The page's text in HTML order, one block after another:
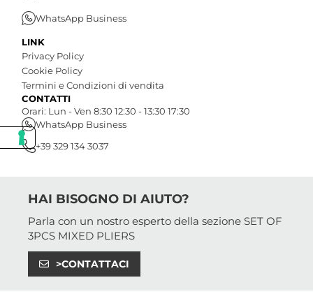
WhatsApp Business
LINK
Privacy Policy
Cookie Policy
Termini e Condizioni di vendita
CONTATTI
Orari: Lun - Ven 8:30 12:30 - 13:30 17:30
WhatsApp Business
+39 329 134 3037
HAI BISOGNO DI AIUTO?
Parla con un nostro esperto della sezione SET OF
3PCS MIXED PLIERS
>CONTATTACI